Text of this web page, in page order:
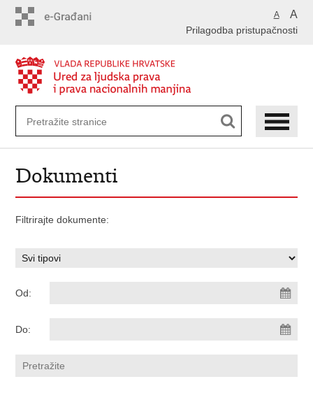
A A
Prilagodba pristupačnosti
Dokumenti
Filtrirajte dokumente:
Od:
Do: